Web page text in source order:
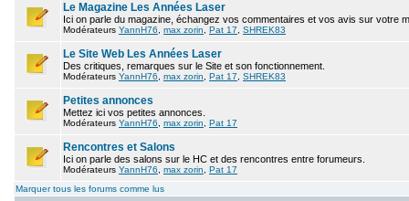
Le Magazine Les Années Laser
Ici on parle du magazine, échangez vos commentaires et vos avis sur votre
Modérateurs YannH76 max zorin Pat 17 SHREK83
Le Site Web Les Années Laser
Des critiques, remarques sur le Site et son fonctionnement.
Modérateurs YannH76 max zorin Pat 17 SHREK83
Petites annonces
Mettez ici vos petites annonces.
Modérateurs YannH76 max zorin Pat 17
Rencontres et Salons
Ici on parle des salons sur le HC et des rencontres entre forumeurs.
Modérateurs YannH76 max zorin
Pat 17
Marquer tous les forums comme lus